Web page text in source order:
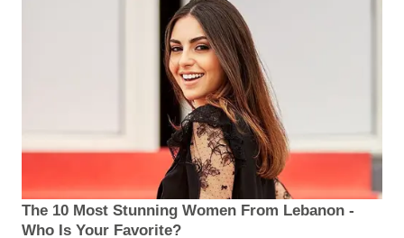
The 10 Most Stunning Women From Lebanon -
Who Is Your Favorite?